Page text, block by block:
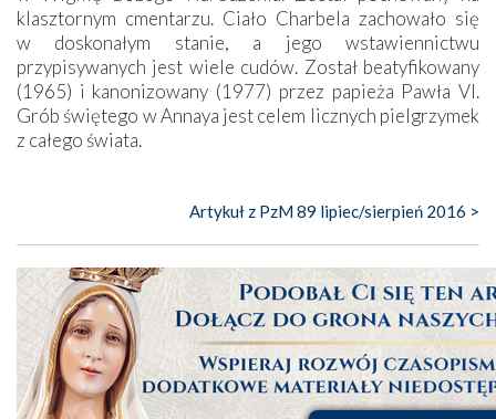
klasztornym cmentarzu. Ciało Charbela zachowało się
w doskonałym stanie, a jego wstawiennictwu
przypisywanych jest wiele cudów. Został beatyfikowany
(1965) i kanonizowany (1977) przez papieża Pawła VI.
Grób świętego w Annaya jest celem licznych pielgrzymek
z całego świata.
Artykuł z PzM 89 lipiec/sierpień 2016 >